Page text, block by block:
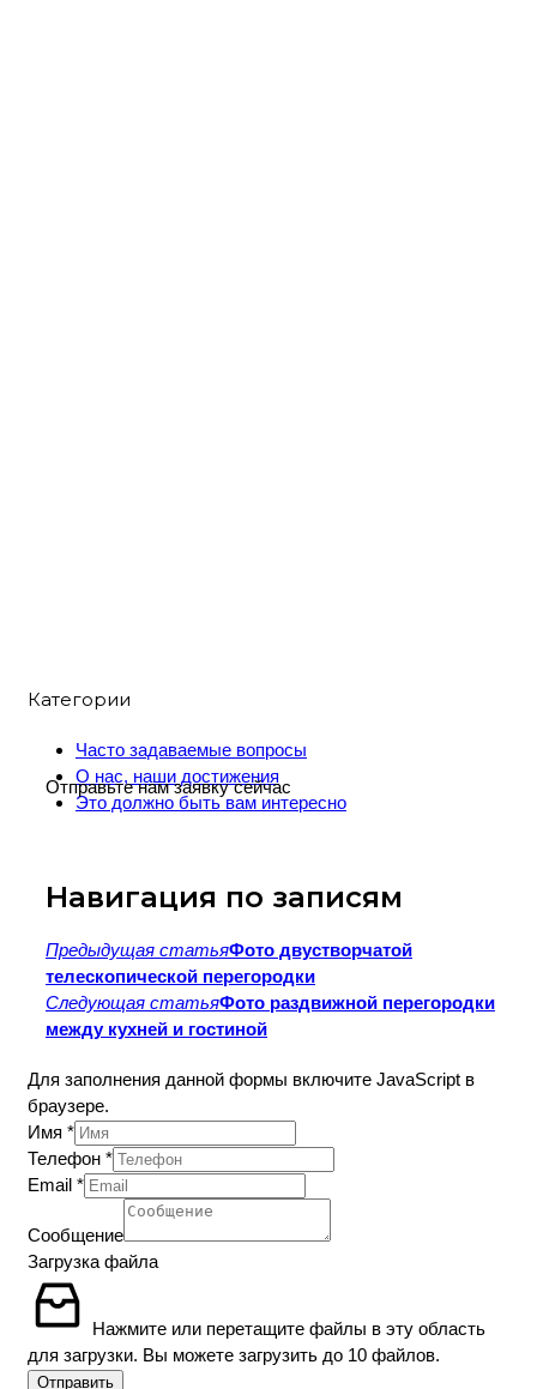
Категории
Часто задаваемые вопросы
О нас, наши достижения
Это должно быть вам интересно
Навигация по записям
Предыдущая статьяФото двустворчатой
телескопической перегородки
Следующая статьяФото раздвижной перегородки
между кухней и гостиной
Отправьте нам заявку сейчас
Для заполнения данной формы включите JavaScript в
браузере.
Имя *
Телефон *
Email *
Телефон
Имя
Сообщение
Загрузка файла
Нажмите или перетащите файлы в эту область
для загрузки. Вы можете загрузить до 10 файлов.
Отправить